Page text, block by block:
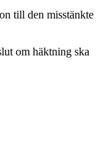
till den misstänkte
om häktning ska